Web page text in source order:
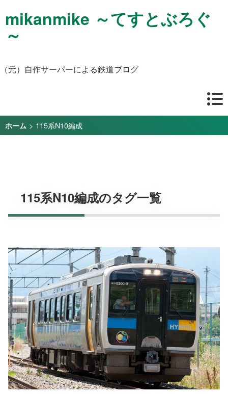
mikanmike ～てすとぶろぐ
～
（元）自作サーバーによる鉄道ブログ
ホーム > 115系N10編成
115系N10編成のタグ一覧